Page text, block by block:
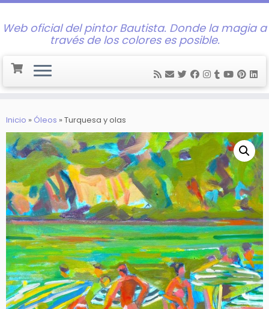
Web oficial del pintor Bautista. Donde la magia a
través de los colores es posible.
Inicio » Óleos » Turquesa y olas